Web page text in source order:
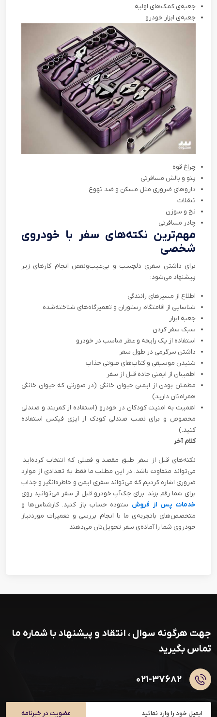
جعبه‌ی کمک‌‌های اولیه
جعبه‌ی ابزار خودرو
چراغ قوه
پتو و بالش مسافرتی
داروهای ضروری مثل مسکن و ضد تهوع
تنقلات
نخ و سوزن
چادر مسافرتی
مهم‌‌ترین نکته‌های سفر با خودروی
شخصی
برای داشتن سفری دلچسب و بی‌عیب‌ونقص انجام کارهای زیر
پیشنهاد می‌شود:
اطلاع از مسیرهای رانندگی
شناسایی از اقامتگاه،‌ رستوران و تعمیرگاه‌های شناخته‌شده
جعبه ‌ابزار
سبک سفر کردن
استفاده از یک رایحه و عطر مناسب در خودرو
داشتن سرگرمی در طول سفر
شنیدن موسیقی و کتاب‌های صوتی جذاب
اطمینان از ایمنی جاده‌ قبل از سفر
مطمئن بودن از ایمنی حیوان خانگی (در صورتی که حیوان خانگی
همراه‌تان دارید)
اهمیت به امنیت کودکان در خودرو (استفاده از کمربند و صندلی
مخصوص و برای نصب صندلی کودک از ایزی فیکس استفاده
کنید.)
کلام آخر
نکته‌های قبل از سفر طبق مقصد و فصلی که انتخاب کرده‌اید،
می‌تواند متفاوت باشد. در این مطلب ما فقط به تعدادی از موارد
ضروری اشاره کردیم که می‌تواند سفری ایمن و خاطره‌انگیز و جذاب
برای شما رقم بزند. برای چک‌آپ خودرو قبل از سفر می‌توانید روی
خدمات پس از فروش ستوده حساب باز کنید. کارشناس‌ها و
متخصص‌های باتجربه‌ی ما با انجام بررسی و تعمیرات موردنیاز
خودروی شما را آماده‌ی سفر تحویل‌تان می‌دهند
جهت هرگونه سوال ، انتقاد و پیشنهاد با شماره ما
تماس بگیرید
۰۲۱-۳۷۶۸۲
عضویت در خبرنامه